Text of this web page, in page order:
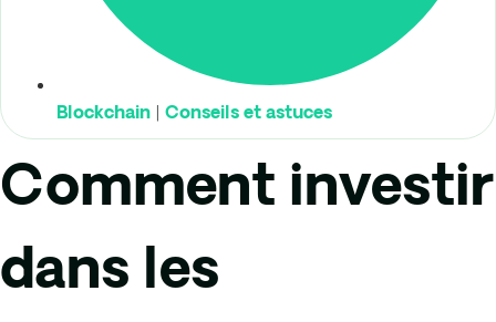
Blockchain Conseils et astuces
Comment investir
dans les